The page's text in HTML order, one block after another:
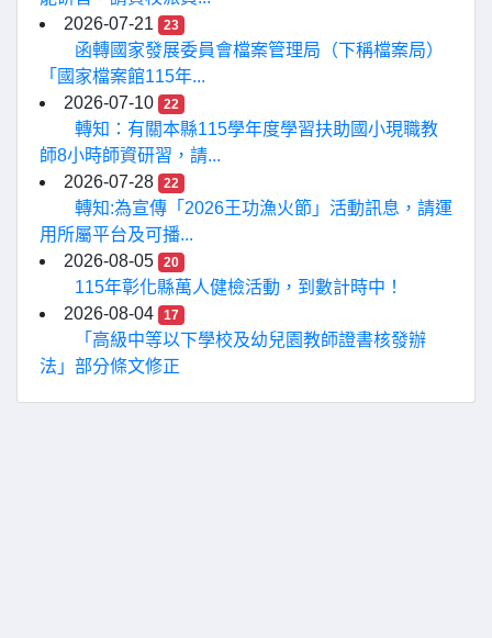
2026-07-21
23
函轉國家發展委員會檔案管理局（下稱檔案局）
「國家檔案館115年...
2026-07-10
22
轉知：有關本縣115學年度學習扶助國小現職教
師8小時師資研習，請...
2026-07-28
22
轉知:為宣傳「2026王功漁火節」活動訊息，請運
用所屬平台及可播...
2026-08-05
20
115年彰化縣萬人健檢活動，到數計時中！
2026-08-04
17
「高級中等以下學校及幼兒園教師證書核發辦
法」部分條文修正